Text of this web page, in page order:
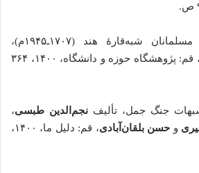
ـ استعمار انگلیس و مسلمانان شبه‌قارۀ هند (۱۷۰۷‌ـ۱۹۴۵‌م)،
، قم: پژوهشگاه حوزه و دانشگاه، ۱۴۰۰، ۳۶۴
جنگ جمل، تألیف نجم‌الدین طبسی،
و حسن بلقان‌آبادی
، قم: دلیل ‌ما، ۱۴۰۰،